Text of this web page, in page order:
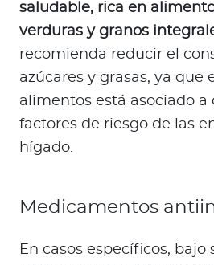
saludable, rica en
verduras y granos
recomienda reducir el
azúcares y grasas, ya que
alimentos está asociado a
factores de riesgo de las
hígado.
Medicamentos
En casos específicos, bajo